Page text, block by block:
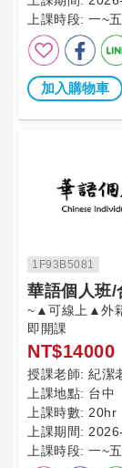
上課時段: 一~
加入購物車
1F93B5081
華語個人班/
~▲可線上▲外
即開課
NT$14000
授課老師: 紀潔
上課地點: 台中
上課時數: 20hr
上課期間:
上課時段: 一~